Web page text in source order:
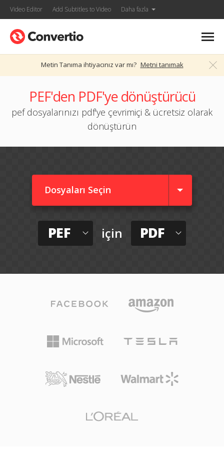
Video Editor Add Subtitles to Video Daha fazla
Metin Tanıma ihtiyacınız var mı? Metni tanımak
PEF'den PDF'ye dönüştürücü
pef dosyalarınızı pdf'ye çevrimiçi & ücretsiz olarak
dönüştürün
Dosyaları Seçin
PEF için PDF